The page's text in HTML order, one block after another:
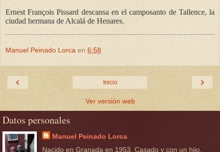
Ernest François Pissard descansa en el camposanto de Tallence, la
ciudad hermana de Alcalá de Henares.
Manuel Peinado Lorca en 6:58
‹ ›
Inicio
Ver versión web
Datos personales
Manuel Peinado Lorca
Nacido en Granada en 1953. Casado y con un hijo.